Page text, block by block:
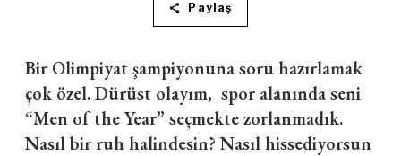
Paylaş
Bir Olimpiyat şampiyonuna soru hazırlamak
çok özel. Dürüst olayım, spor alanında seni
“Men of the Year” seçmekte zorlanmadık.
Nasıl bir ruh halindesin? Nasıl hissediyorsun